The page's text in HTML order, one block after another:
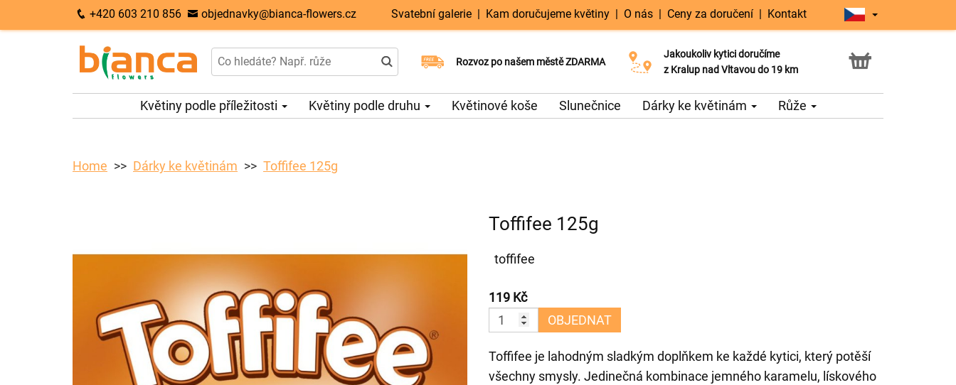
+420 603 210 856 objednavky@bianca-flowers.cz Svatební galerie | Kam doručujeme květiny | O nás | Ceny za doručení | Kontakt
Rozvoz po našem městě ZDARMA
Doručujeme již v den objednávky
Možný výběr času a dne doručení
Jakoukoliv kytici doručíme
z Kralup nad Vltavou do 19 km
Možnost vyzvednout v naší květince
Květiny podle příležitosti Květiny podle druhu Květinové koše Slunečnice Dárky ke květinám Růže
Home Dárky ke květinám Toffifee 125g
Toffifee 125g
toffifee
119 Kč
OBJEDNAT
Toffifee je lahodným sladkým doplňkem ke každé kytici, který potěší
všechny smysly. Jedinečná kombinace jemného karamelu, lískového